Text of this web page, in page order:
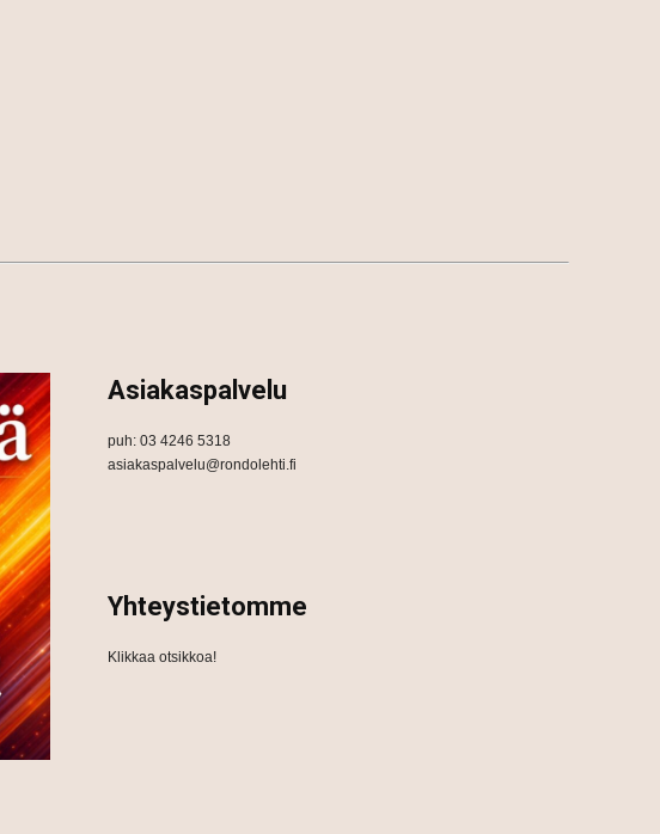
Asiakaspalvelu
puh: 03 4246 5318
asiakaspalvelu@rondolehti.fi
Yhteystietomme
Klikkaa otsikkoa!